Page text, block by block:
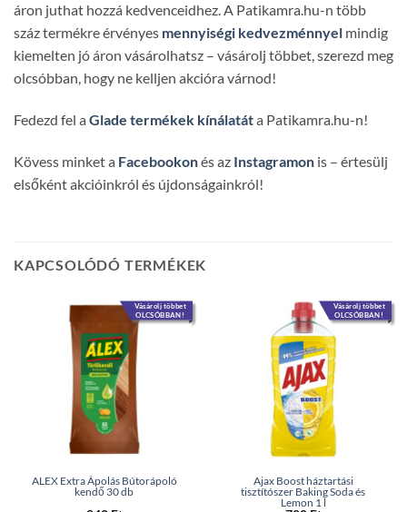
áron juthat hozzá kedvenceidhez. A Patikamra.hu-n több
száz termékre érvényes mennyiségi kedvezménnyel mindig
kiemelten jó áron vásárolhatsz – vásárolj többet, szerezd meg
olcsóbban, hogy ne kelljen akcióra várnod!
Fedezd fel a Glade termékek kínálatáta Patikamra.hu-n!
Kövess minket a Facebookonés az Instagramon is – értesülj
elsőként akcióinkról és újdonságainkról!
KAPCSOLÓDÓ TERMÉKEK
Vásárolj többet
OLCSÓBBAN!
ALEX Extra Ápolás Bútorápoló
kendő 30 db
Vásárolj többet
OLCSÓBBAN!
Ajax Boost háztartási
tisztítószer Baking Soda és
Lemon 1 l